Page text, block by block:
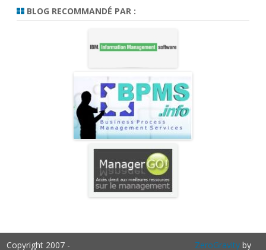
BLOG RECOMMANDÉ PAR :
Copyright 2007 - ZeroGravityby